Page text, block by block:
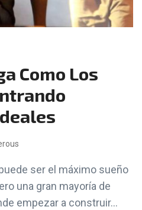
Como Los
ser el máximo sueño
una gran mayoría de
empezar a construir...